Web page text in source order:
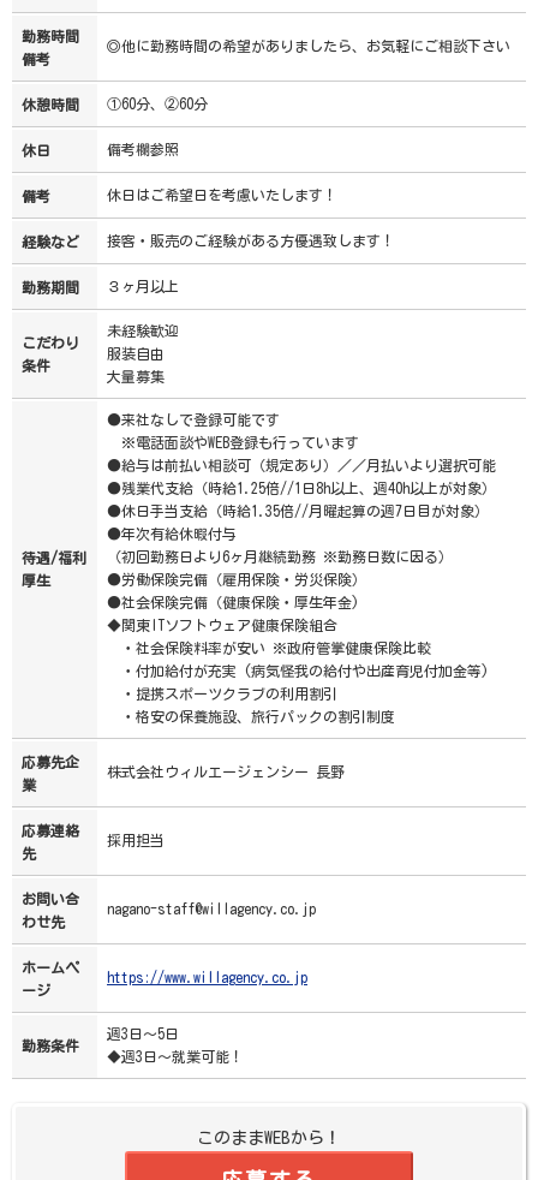
勤務時間
備考
◎他に勤務時間の希望がありましたら、お気軽にご相談下さい
休憩時間 ①60分、②60分
休日 備考欄参照
備考 休日はご希望日を考慮いたします！
経験など 接客・販売のご経験がある方優遇致します！
勤務期間 ３ヶ月以上
こだわり
条件
未経験歓迎
服装自由
大量募集
待遇/福利
厚生
●来社なしで登録可能です
※電話面談やWEB登録も行っています
●給与は前払い相談可（規定あり）／／月払いより選択可能
●残業代支給（時給1.25倍//1日8h以上、週40h以上が対象）
●休日手当支給（時給1.35倍//月曜起算の週7日目が対象）
●年次有給休暇付与
（初回勤務日より6ヶ月継続勤務 ※勤務日数に因る）
●労働保険完備（雇用保険・労災保険）
●社会保険完備（健康保険・厚生年金)
◆関東ITソフトウェア健康保険組合
・社会保険料率が安い ※政府管掌健康保険比較
・付加給付が充実 (病気怪我の給付や出産育児付加金等)
・提携スポーツクラブの利用割引
・格安の保養施設、旅行パックの割引制度
応募先企
業
株式会社ウィルエージェンシー 長野
応募連絡
先
採用担当
お問い合
わせ先
nagano-staff@willagency.co.jp
ホームペ
ージ
https://www.willagency.co.jp
勤務条件
週3日～5日
◆週3日～就業可能！
このままWEBから！